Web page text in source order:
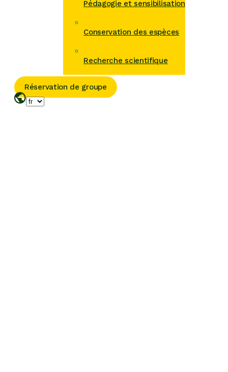
Pédagogie et sensibilisation
Conservation des espèces
Recherche scientifique
Réservation de groupe